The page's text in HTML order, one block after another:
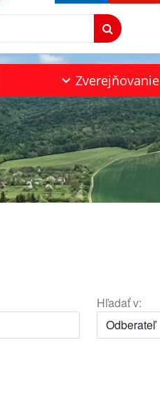
Zverejňovanie
Hľadať v: